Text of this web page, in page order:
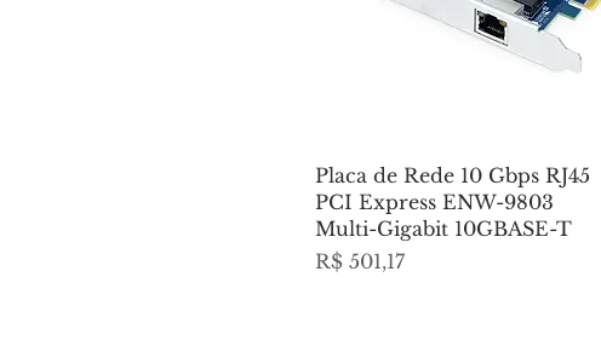
Placa de Rede 10 Gbps RJ45
PCI Express ENW-9803
Multi-Gigabit 10GBASE-T
Preço
R$ 501,17